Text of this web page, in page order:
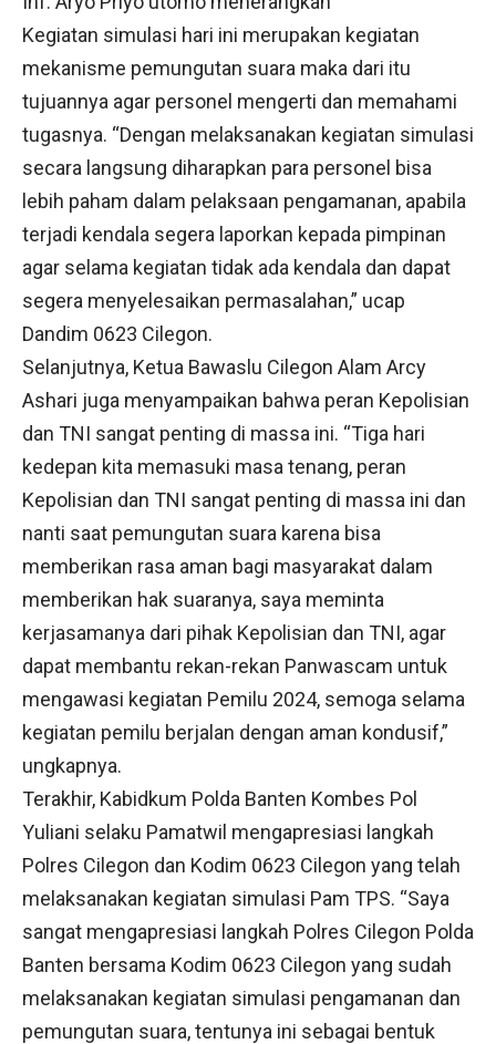
Kegiatan simulasi hari ini merupakan kegiatan
mekanisme pemungutan suara maka dari itu
tujuannya agar personel mengerti dan memahami
tugasnya. “Dengan melaksanakan kegiatan simulasi
secara langsung diharapkan para personel bisa
lebih paham dalam pelaksaan pengamanan, apabila
terjadi kendala segera laporkan kepada pimpinan
agar selama kegiatan tidak ada kendala dan dapat
segera menyelesaikan permasalahan,” ucap
Dandim 0623 Cilegon.
Selanjutnya, Ketua Bawaslu Cilegon Alam Arcy
Ashari juga menyampaikan bahwa peran Kepolisian
dan TNI sangat penting di massa ini. “Tiga hari
kedepan kita memasuki masa tenang, peran
Kepolisian dan TNI sangat penting di massa ini dan
nanti saat pemungutan suara karena bisa
memberikan rasa aman bagi masyarakat dalam
memberikan hak suaranya, saya meminta
kerjasamanya dari pihak Kepolisian dan TNI, agar
dapat membantu rekan-rekan Panwascam untuk
mengawasi kegiatan Pemilu 2024, semoga selama
kegiatan pemilu berjalan dengan aman kondusif,”
ungkapnya.
Terakhir, Kabidkum Polda Banten Kombes Pol
Yuliani selaku Pamatwil mengapresiasi langkah
Polres Cilegon dan Kodim 0623 Cilegon yang telah
melaksanakan kegiatan simulasi Pam TPS. “Saya
sangat mengapresiasi langkah Polres Cilegon Polda
Banten bersama Kodim 0623 Cilegon yang sudah
melaksanakan kegiatan simulasi pengamanan dan
pemungutan suara, tentunya ini sebagai bentuk